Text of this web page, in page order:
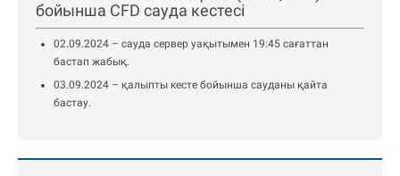
бойынша CFD сауда кестесі
02.09.2024 – сауда сервер уақытымен 19:45 сағаттан
бастап жабық.
03.09.2024 – қалыпты кесте бойынша сауданы қайта
бастау.